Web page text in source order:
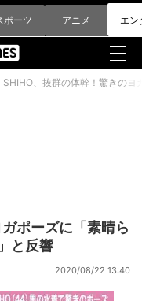
ポーツ アニメ エン
SHIHO、抜群の体幹！驚きの
ポーズに「素晴ら
と反響
2020/08/22 13:40